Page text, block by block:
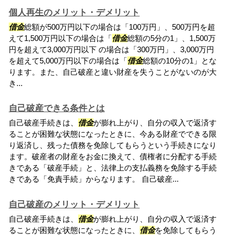
個人再生のメリット・デメリット
借金総額が500万円以下の場合は「100万円」、500万円を超
えて1,500万円以下の場合は「借金総額の5分の1」、1,500万
円を超えて3,000万円以下 の場合は「300万円」、3,000万円
を超えて5,000万円以下の場合は「借金総額の10分の1」とな
ります。また、自己破産と違い財産を失うことがないのが大
き...
自己破産できる条件とは
自己破産手続きは、 借金が膨れ上がり、自分の収入で返済す
ることが困難な状態になったときに、今ある財産でできる限
り返済し、残った債務を免除してもらうという手続きになり
ます。破産者の財産をお金に換えて、債権者に分配する手続
きである「破産手続」と、法律上の支払義務を免除する手続
きである「免責手続」からなります。 自己破産...
自己破産のメリット・デメリット
自己破産手続きは、 借金が膨れ上がり、自分の収入で返済す
ることが困難な状態になったときに、 借金を免除してもらう